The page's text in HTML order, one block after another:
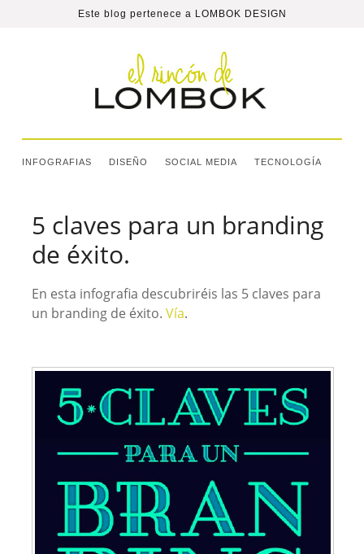
Este blog pertenece a LOMBOK DESIGN
INFOGRAFIAS DISEÑO SOCIAL MEDIA TECNOLOGÍA
5 claves para un branding
de éxito.
En esta infografia descubriréis las 5 claves para
un branding de éxito. Vía.